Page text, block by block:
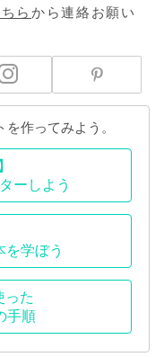
ちらから連絡お願い
作ってみよう。
ーしよう
を学ぼう
った
手順